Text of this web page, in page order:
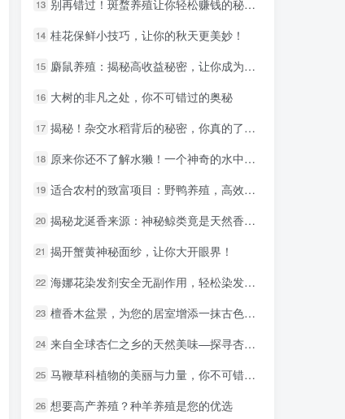
13 别再错过！斑蝥养殖让你轻松赚钱的秘密武器！
14 桂花保鲜小技巧，让你的秋天更美妙！
15 麝鼠养殖：揭秘高收益秘密，让你成为养殖达人！
16 大树的非凡之处，你不可错过的奥秘
17 揭秘！杂交水稻背后的秘密，你真的了解吗？
18 原来你还不了解水獭！一个神奇的水中掠食者揭秘
19 适合农村的致富项目：野鸭养殖，高效收益不是梦！
20 揭秘龙涎香来源：神秘鲸类竟是天然香料制造者
21 揭开蟹黄神秘面纱，让你大开眼界！
22 海娜花染发剂安全无副作用，轻松染发新体验
23 檀香木盆景，为您的居室增添一抹古色古香
24 来自全球杏仁之乡的天然美味—探寻杏仁的产地
25 马鞭草科植物的美丽与力量，你不可错过的秘密！
26 想要高产养殖？种羊养殖是您的优选
13 别再错过！斑蝥养殖让你轻松赚钱的秘密武器！
14 桂花保鲜小技巧，让你的秋天更美妙！
15 麝鼠养殖：揭秘高收益秘密，让你成为养殖达人！
16 大树的非凡之处，你不可错过的奥秘
17 揭秘！杂交水稻背后的秘密，你真的了解吗？
18 原来你还不了解水獭！一个神奇的水中掠食者揭秘
19 适合农村的致富项目：野鸭养殖，高效收益不是梦！
20 揭秘龙涎香来源：神秘鲸类竟是天然香料制造者
21 揭开蟹黄神秘面纱，让你大开眼界！
22 海娜花染发剂安全无副作用，轻松染发新体验
23 檀香木盆景，为您的居室增添一抹古色古香
24 来自全球杏仁之乡的天然美味—探寻杏仁的产地
25 马鞭草科植物的美丽与力量，你不可错过的秘密！
26 想要高产养殖？种羊养殖是您的优选